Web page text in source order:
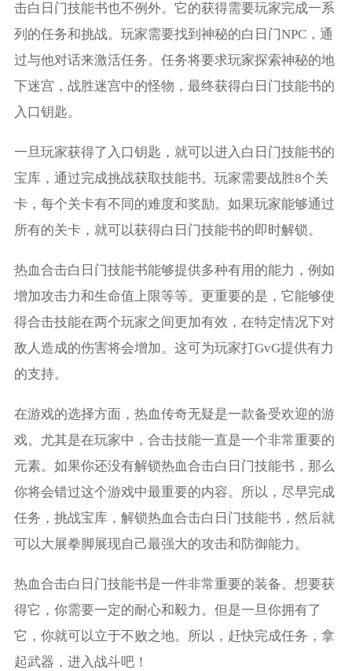
击白日门技能书也不例外。它的获得需要玩家完成一系
列的任务和挑战。玩家需要找到神秘的白日门NPC，通
过与他对话来激活任务。任务将要求玩家探索神秘的地
下迷宫，战胜迷宫中的怪物，最终获得白日门技能书的
入口钥匙。
一旦玩家获得了入口钥匙，就可以进入白日门技能书的
宝库，通过完成挑战获取技能书。玩家需要战胜8个关
卡，每个关卡有不同的难度和奖励。如果玩家能够通过
所有的关卡，就可以获得白日门技能书的即时解锁。
热血合击白日门技能书能够提供多种有用的能力，例如
增加攻击力和生命值上限等等。更重要的是，它能够使
得合击技能在两个玩家之间更加有效，在特定情况下对
敌人造成的伤害将会增加。这可为玩家打GvG提供有力
的支持。
在游戏的选择方面，热血传奇无疑是一款备受欢迎的游
戏。尤其是在玩家中，合击技能一直是一个非常重要的
元素。如果你还没有解锁热血合击白日门技能书，那么
你将会错过这个游戏中最重要的内容。所以，尽早完成
任务，挑战宝库，解锁热血合击白日门技能书，然后就
可以大展拳脚展现自己最强大的攻击和防御能力。
热血合击白日门技能书是一件非常重要的装备。想要获
得它，你需要一定的耐心和毅力。但是一旦你拥有了
它，你就可以立于不败之地。所以，赶快完成任务，拿
起武器，进入战斗吧！